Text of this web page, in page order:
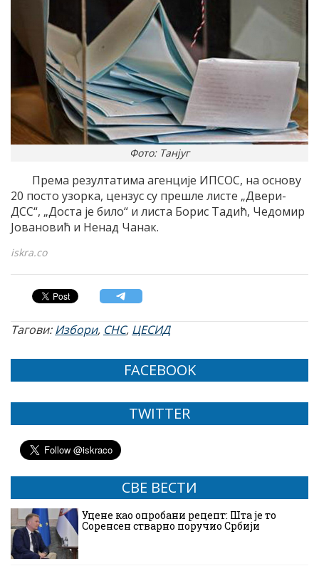
Фото: Танјуг
Према резултатима агенције ИПСОС, на основу
20 посто узорка, цензус су прешле листе „Двери-
ДСС“, „Доста је било“ и листа Борис Тадић, Чедомир
Јовановић и Ненад Чанак.
iskra.co
Тагови:Избори, СНС, ЦЕСИД
FACEBOOK
TWITTER
СВЕ ВЕСТИ
Уцене као опробани рецепт: Шта је то
Соренсен стварно поручио Србији